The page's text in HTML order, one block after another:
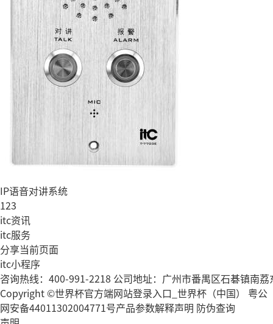
IP语音对讲系统
123
itc资讯
itc服务
分享当前页面
itc小程序
咨询热线：400-991-2218 公司地址：广州市番禺区石碁镇南荔
Copyright ©世界杯官方端网站登录入口_世界杯（中国） 粤公
网安备44011302004771号产品参数解释声明 防伪查询